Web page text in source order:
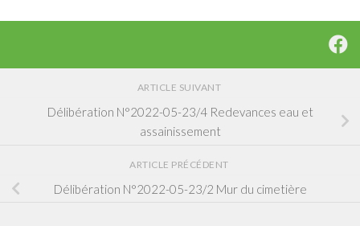
ARTICLE SUIVANT
Délibération N°2022-05-23/4 Redevances eau et
assainissement
ARTICLE PRÉCÉDENT
Délibération N°2022-05-23/2 Mur du cimetière